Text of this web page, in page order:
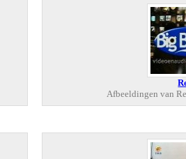
Afbeeldingen van